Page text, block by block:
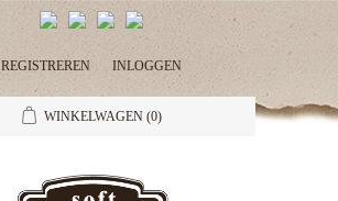
REGISTREREN INLOGGEN
WINKELWAGEN (0)